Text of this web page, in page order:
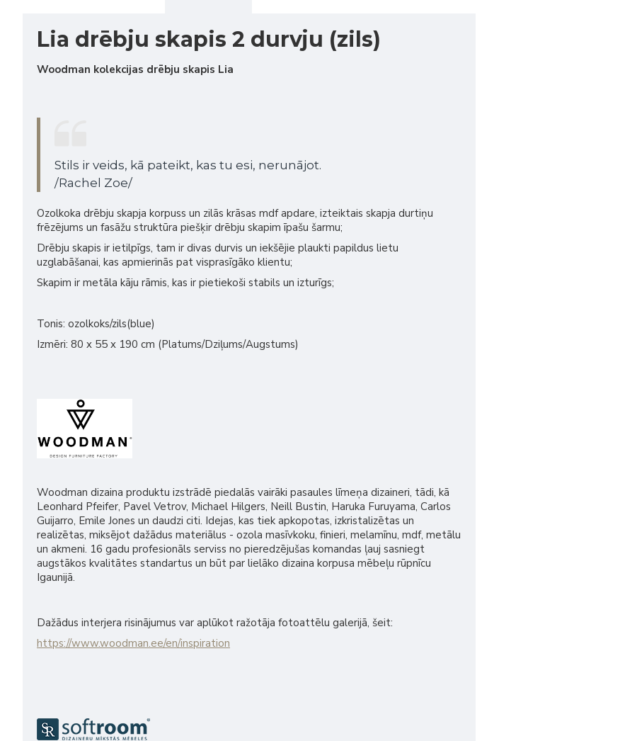
Lia drēbju skapis 2 durvju (zils)
Woodman kolekcijas drēbju skapis Lia
Stils ir veids, kā pateikt, kas tu esi, nerunājot.
/Rachel Zoe/
Ozolkoka drēbju skapja korpuss un zilās krāsas mdf apdare, izteiktais skapja durtiņu
frēzējums un fasāžu struktūra piešķir drēbju skapim īpašu šarmu;
Drēbju skapis ir ietilpīgs, tam ir divas durvis un iekšējie plaukti papildus lietu
uzglabāšanai, kas apmierinās pat visprasīgāko klientu;
Skapim ir metāla kāju rāmis, kas ir pietiekoši stabils un izturīgs;
Tonis: ozolkoks/zils(blue)
Izmēri: 80 x 55 x 190 cm (Platums/Dziļums/Augstums)
Woodman dizaina produktu izstrādē piedalās vairāki pasaules līmeņa dizaineri, tādi, kā
Leonhard Pfeifer, Pavel Vetrov, Michael Hilgers, Neill Bustin, Haruka Furuyama, Carlos
Guijarro, Emile Jones un daudzi citi. Idejas, kas tiek apkopotas, izkristalizētas un
realizētas, miksējot dažādus materiālus - ozola masīvkoku, finieri, melamīnu, mdf, metālu
un akmeni. 16 gadu profesionāls serviss no pieredzējušas komandas ļauj sasniegt
augstākos kvalitātes standartus un būt par lielāko dizaina korpusa mēbeļu rūpnīcu
Igaunijā.
Dažādus interjera risinājumus var aplūkot ražotāja fotoattēlu galerijā, šeit:
https://www.woodman.ee/en/inspiration